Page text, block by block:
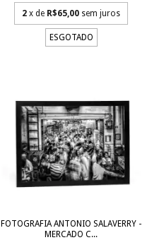
2 x de R$65,00 sem juros
ESGOTADO
FOTOGRAFIA ANTONIO SALAVERRY -
MERCADO C...